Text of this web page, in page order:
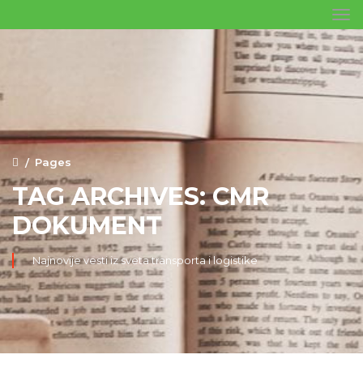
Pages
TAG ARCHIVES: CMR
DOKUMENT
Najnovije vesti iz sveta transporta i logistike